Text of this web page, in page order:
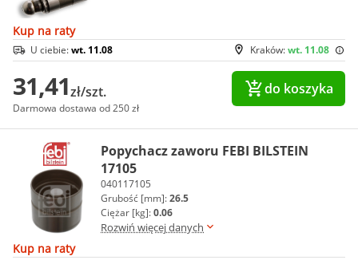
Kup na raty
Kraków:wt. 11.08
U ciebie:wt. 11.08
31,41zł/szt.
Darmowa dostawa od 250 zł
do koszyka
Popychacz zaworu FEBI BILSTEIN
17105
040117105
Grubość [mm]:26.5
Ciężar [kg]:0.06
Rozwiń więcej danych
Kup na raty